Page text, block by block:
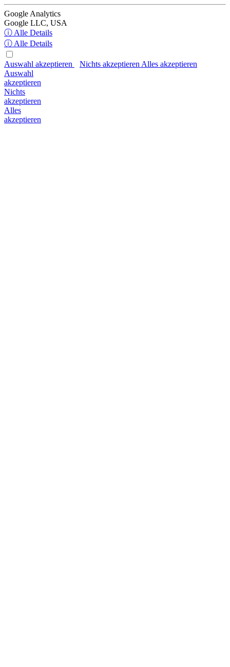
Google Analytics
Google LLC, USA
ⓘ Alle Details
ⓘ Alle Details
Auswahl akzeptieren Nichts akzeptieren Alles akzeptieren
Auswahl
akzeptieren
Nichts
akzeptieren
Alles
akzeptieren